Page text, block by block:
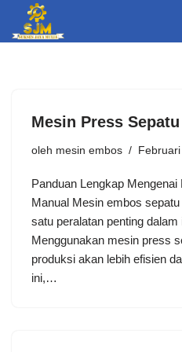
Lompat
Mesin Press Sepatu
oleh mesin embos
Panduan Lengkap
Manual Mesin embos
satu peralatan penting
Menggunakan mesin press
produksi akan lebih efisien
ini,…